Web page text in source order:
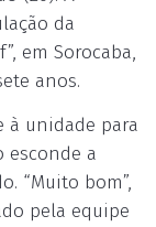
da
em Sorocaba,
anos.
à unidade para
a
“Muito bom”,
pela equipe